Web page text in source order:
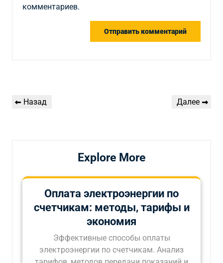
комментариев.
по
Предыдущая
Назад
Следующая
Далее
Explore More
Оплата электроэнергии по
счетчикам: методы, тарифы и
экономия
Эффективные способы оплаты
электроэнергии по счетчикам. Анализ